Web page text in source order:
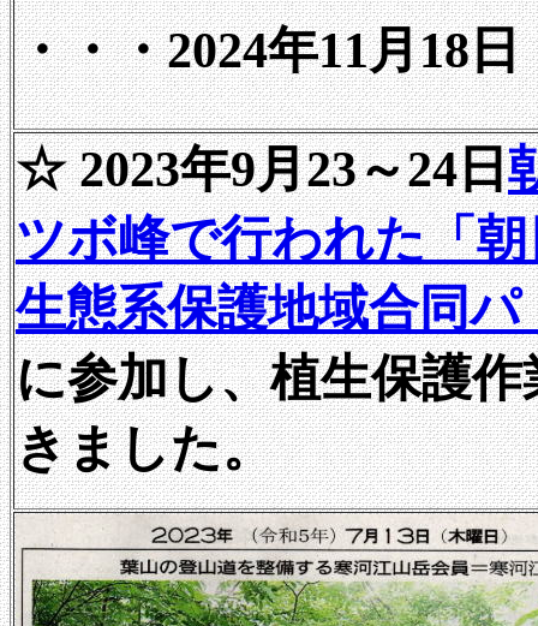
・・・2024年11月18日
☆ 2023年9月23～24日
ツボ峰で行われた「
生態系保護地域合同
に参加し、植生保護
きました。